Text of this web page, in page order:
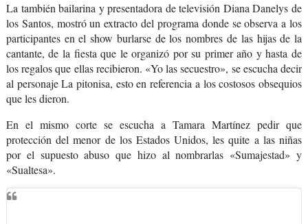
La también bailarina y presentadora de televisión Diana Danelys de
los Santos, mostró un extracto del programa donde se observa a los
participantes en el show burlarse de los nombres de las hijas de la
cantante, de la fiesta que le organizó por su primer año y hasta de
los regalos que ellas recibieron. «Yo las secuestro», se escucha decir
al personaje La pitonisa, esto en referencia a los costosos obsequios
que les dieron.
En el mismo corte se escucha a Tamara Martínez pedir que
protección del menor de los Estados Unidos, les quite a las niñas
por el supuesto abuso que hizo al nombrarlas «Sumajestad» y
«Sualtesa».